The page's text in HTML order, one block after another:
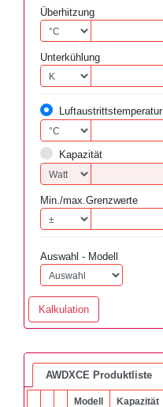
Überhitzung
Unterkühlung
Luftaustrittstemperatur
Kapazität
Min./max.Grenzwerte
Auswahl - Modell
Kalkulation
AWDXCE Produktliste
Modell
Kapazität